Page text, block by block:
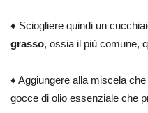
♦ Sciogliere quindi un
grasso, ossia il più comune,
♦ Aggiungere alla miscela
gocce di olio essenziale che